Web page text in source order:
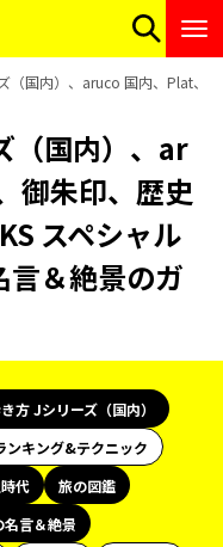
（国内）、aruco 国内、Plat、
（国内）、ar
御朱印、歴史
スペシャル
言＆絶景のガ
方 Jシリーズ（国内）
ンキング&テクニック
代
旅の図鑑
言＆絶景